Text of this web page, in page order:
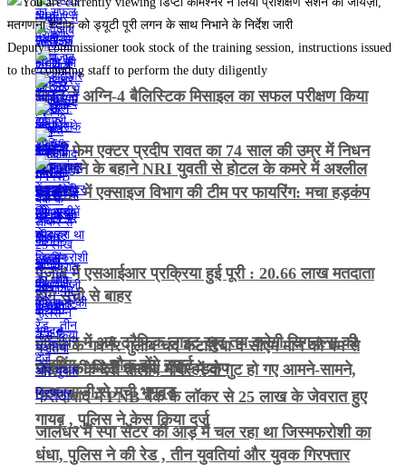
भारत ने अग्नि-4 बैलिस्टिक मिसाइल का सफल परीक्षण किया
भूत भगाने के बहाने NRI युवती से होटल के कमरे में अश्लील
हरकत
गजनी फेम एक्टर प्रदीप रावत का 74 साल की उम्र में निधन
जालंधर में एक्साइज विभाग की टीम पर फायरिंग: मचा हड़कंप
पंजाब में एसआईआर प्रक्रिया हुई पूरी : 20.66 लाख मतदाता
होंगे सूची से बाहर
पंजाब के गवर्नर गुलाब चंद कटारिया व सीएम मान को बम से
उड़ाने की मिली धमकी, मचा हड़कंप
जालंधर में अब ट्रैफिक लाइट खुद तय करेगी सिगनल्स की
टाइमिंग , 42 चौक होंगे स्मार्ट
जालंधर के देवी तालाब मंदिर में दो गुट हो गए आमने-सामने,
पत्थरबाजी से मची भगदड़
फरीदाबाद में PNB बैंक के लॉकर से 25 लाख के जेवरात हुए
गायब , पुलिस ने केस किया दर्ज
जालंधर में स्पा सेंटर की आड़ में चल रहा था जिस्मफरोशी का
धंधा, पुलिस ने की रेड , तीन युवतियां और युवक गिरफ्तार
Deputy commissioner took stock of the training session, instructions issued
to the counting staff to perform the duty diligently